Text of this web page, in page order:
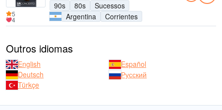
90s
80s
Sucessos
Argentina
Corrientes
5
4
Outros idiomas
English
Español
Deutsch
Русский
Türkçe